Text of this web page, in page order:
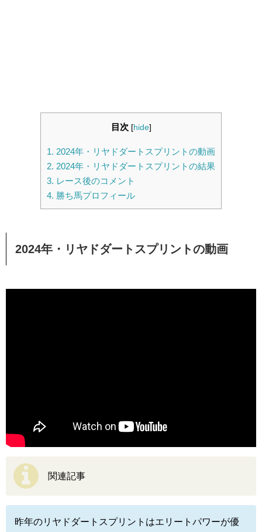
目次 [hide]
1. 2024年・リヤドダートスプリントの動画
2. 2024年・リヤドダートスプリントの結果
3. レース後のコメント
4. 勝ち馬プロフィール
2024年・リヤドダートスプリントの動画
関連記事
昨年のリヤドダートスプリントはエリートパワーが優